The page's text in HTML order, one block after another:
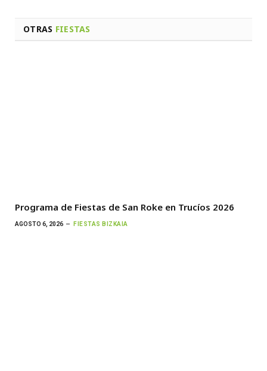
OTRAS FIESTAS
Programa de Fiestas de San Roke en Trucíos 2026
AGOSTO 6, 2026 FIESTAS BIZKAIA